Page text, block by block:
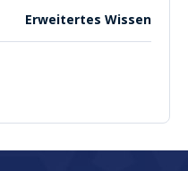
Erweitertes Wissen